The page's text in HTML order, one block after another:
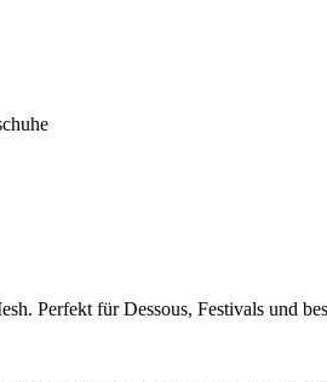
Perfekt für Dessous, Festivals und